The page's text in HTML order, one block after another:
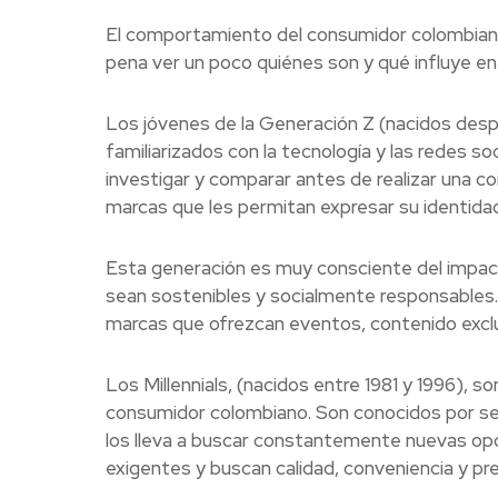
El comportamiento del consumidor
pena ver un poco quiénes son y qué influye
Los jóvenes de la Generación Z (nacidos
familiarizados con la tecnología y las redes
investigar y comparar antes de realizar una
marcas que les permitan expresar su
Esta generación es muy consciente del
sean sostenibles y socialmente
marcas que ofrezcan eventos, contenido
Los Millennials, (nacidos entre 1981 y 1996),
consumidor colombiano. Son conocidos por
los lleva a buscar constantemente nuevas
exigentes y buscan calidad, conveniencia y